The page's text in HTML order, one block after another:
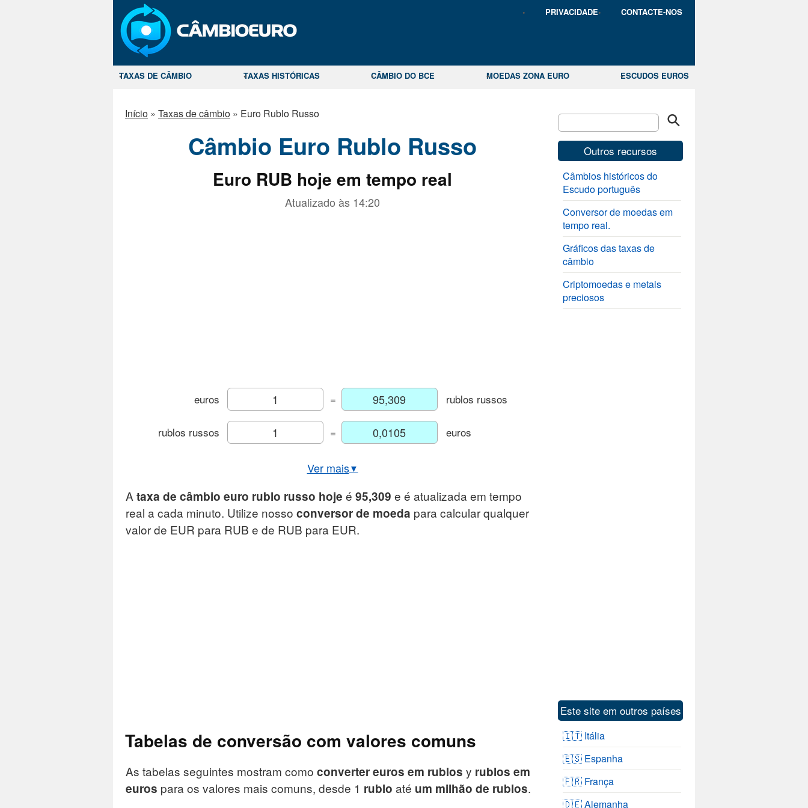
PRIVACIDADE CONTACTE-NOS
TAXAS DE CÂMBIO TAXAS HISTÓRICAS CÂMBIO DO BCE MOEDAS ZONA EURO ESCUDOS EUROS
Início » Taxas de câmbio » Euro Rublo Russo
Câmbio Euro Rublo Russo
Euro RUB hoje em tempo real
Atualizado às 14:20
euros = rublos russos
rublos russos = euros
Ver mais▼
Cotação USD/RUB em tempo real
Gráfico euro/rublo russo
Câmbio histórico EUR/RUB
A taxa de câmbio euro rublo russo hoje é 95,309 e é atualizada em tempo
real a cada minuto. Utilize nosso conversor de moeda para calcular qualquer
valor de EUR para RUB e de RUB para EUR.
Tabelas de conversão com valores comuns
As tabelas seguintes mostram como converter euros em rublos y rublos em
euros para os valores mais comuns, desde 1 rublo até um milhão de rublos.
Outros recursos
Câmbios históricos do
Escudo português
Conversor de moedas em
tempo real.
Gráficos das taxas de
câmbio
Criptomoedas e metais
preciosos
Este site em outros países
🇮🇹 Itália
🇪🇸 Espanha
🇫🇷 França
🇩🇪 Alemanha